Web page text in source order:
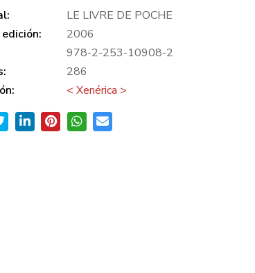
LE LIVRE DE POCHE
2006
978-2-253-10908-2
286
< Xenérica >